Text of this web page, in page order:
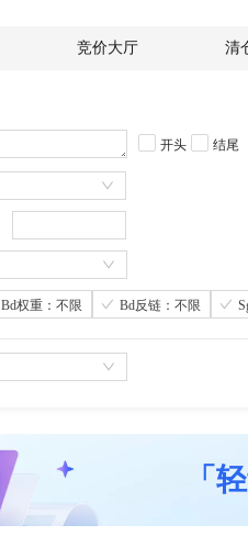
竞价大厅 清
开头 结尾
Bd权重：不限 Bd反链：不限
「